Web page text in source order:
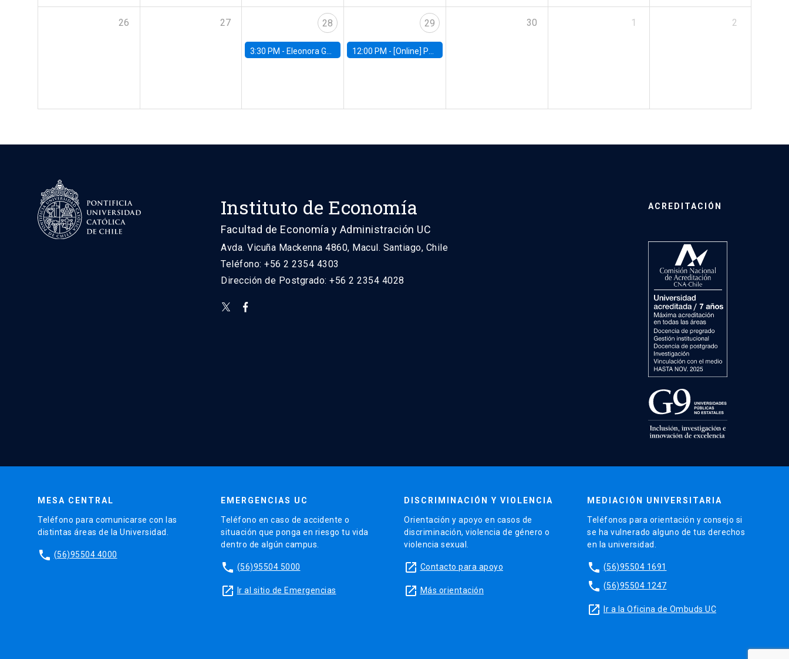
26 27 28
3:30 PM - Eleonora Guarnieri, Exeter University
29
12:00 PM - [Online] Pablo Slutzky, University of Maryland
30 1 2
Instituto de Economía
Facultad de Economía y Administración UC
Avda. Vicuña Mackenna 4860, Macul. Santiago, Chile
Teléfono: +56 2 2354 4303
Dirección de Postgrado: +56 2 2354 4028
ACREDITACIÓN
MESA CENTRAL
Teléfono para comunicarse con las
distintas áreas de la Universidad.
phone (56)95504 4000
EMERGENCIAS UC
Teléfono en caso de accidente o
situación que ponga en riesgo tu vida
dentro de algún campus.
phone (56)95504 5000
launch Ir al sitio de Emergencias
DISCRIMINACIÓN Y VIOLENCIA
Orientación y apoyo en casos de
discriminación, violencia de género o
violencia sexual.
launch Contacto para apoyo
launch Más orientación
MEDIACIÓN UNIVERSITARIA
Teléfonos para orientación y consejo si
se ha vulnerado alguno de tus derechos
en la universidad.
phone (56)95504 1691
phone (56)95504 1247
launch Ir a la Oficina de Ombuds UC